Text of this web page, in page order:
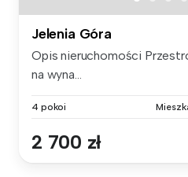
Jelenia Góra
Opis nieruchomości
na wyna...
4 pokoi
2 700 zł